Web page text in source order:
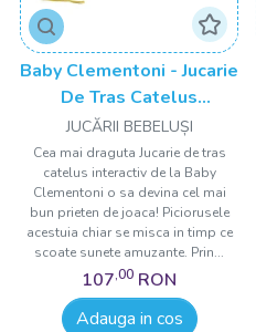
Baby Clementoni - Jucarie
De Tras Catelus
Interactiv
JUCĂRII BEBELUȘI
Cea mai draguta Jucarie de tras
catelus interactiv de la Baby
Clementoni o sa devina cel mai
bun prieten de joaca! Piciorusele
acestuia chiar se misca in timp ce
scoate sunete amuzante. Prin...
107,00 RON
Adauga in cos